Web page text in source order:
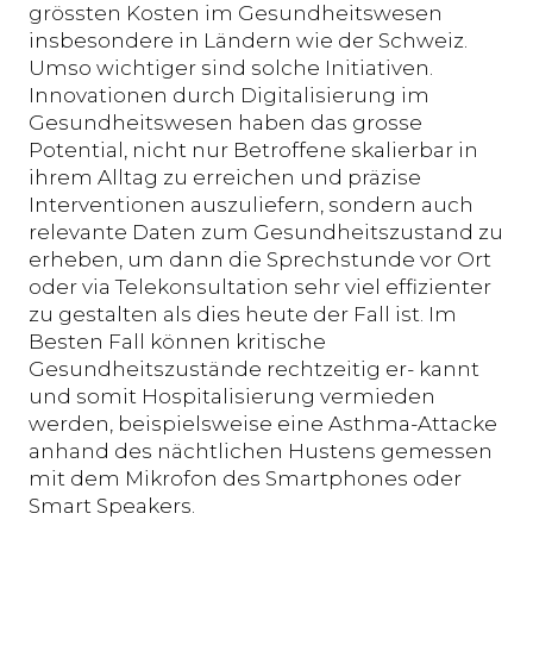
grössten Kosten im Gesundheitswesen
insbesondere in Ländern wie der Schweiz.
Umso wichtiger sind solche Initiativen.
Innovationen durch Digitalisierung im
Gesundheitswesen haben das grosse
Potential, nicht nur Betroffene skalierbar in
ihrem Alltag zu erreichen und präzise
Interventionen auszuliefern, sondern auch
relevante Daten zum Gesundheitszustand zu
erheben, um dann die Sprechstunde vor Ort
oder via Telekonsultation sehr viel effizienter
zu gestalten als dies heute der Fall ist. Im
Besten Fall können kritische
Gesundheitszustände rechtzeitig er- kannt
und somit Hospitalisierung vermieden
werden, beispielsweise eine Asthma-Attacke
anhand des nächtlichen Hustens gemessen
mit dem Mikrofon des Smartphones oder
Smart Speakers.